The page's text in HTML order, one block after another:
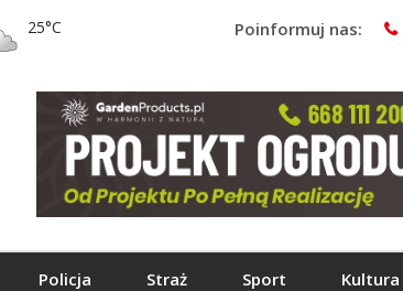
25°C Poinformuj nas:
Policja Straż Sport Kultura